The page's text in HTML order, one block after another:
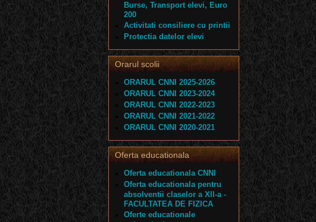
Burse, Transport elevi, Euro
200
Activitati consiliere cu printii
Protectia datelor elevi
Orarul scolii
ORARUL CNNI 2025-2026
ORARUL CNNI 2023-2024
ORARUL CNNI 2022-2023
ORARUL CNNI 2021-2022
ORARUL CNNI 2020-2021
Oferta educationala
Oferta educationala CNNI
Oferta educationala pentru
absolventii claselor a XII-a -
FACULTATEA DE FIZICA
Oferte educationale